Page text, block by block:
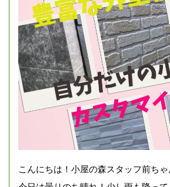
こんにちは！小屋の森スタッフ前ちゃ